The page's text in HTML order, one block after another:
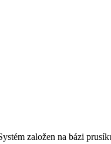
založen na bázi